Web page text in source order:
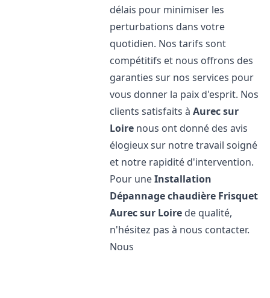
délais pour minimiser les
perturbations dans votre
quotidien. Nos tarifs sont
compétitifs et nous offrons des
garanties sur nos services pour
vous donner la paix d'esprit. Nos
clients satisfaits àAurec sur
Loire nous ont donné des avis
élogieux sur notre travail soigné
et notre rapidité d'intervention.
Pour uneInstallation
Dépannage chaudière Frisquet
Aurec sur Loire de qualité,
n'hésitez pas à nous contacter.
Nous